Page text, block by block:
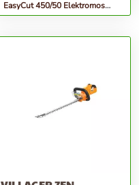
EasyCut 450/50 Elektromos
sövényvágó